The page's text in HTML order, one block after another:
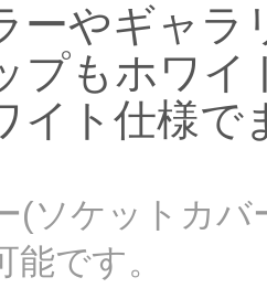
ーやギャラ
プもホワイ
イト仕様で
(ソケットカバ
です。